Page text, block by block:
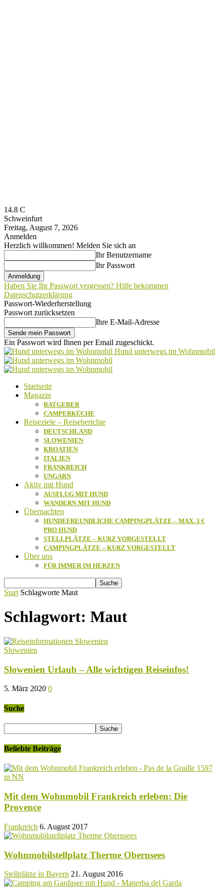
14.8 C
Schweinfurt
Freitag, August 7, 2026
Anmelden
Herzlich willkommen! Melden Sie sich an
Ihr Benutzername
Ihr Passwort
Haben Sie Ihr Passwort vergessen? Hilfe bekommen
Datenschutzerklärung
Passwort-Wiederherstellung
Passwort zurücksetzen
Ihre E-Mail-Adresse
Ein Passwort wird Ihnen per Email zugeschickt.
Hund unterwegs im Wohnmobil
Startseite
Magazin
RATGEBER
CAMPERKÜCHE
Reiseziele – Reiseberichte
DEUTSCHLAND
SLOWENIEN
KROATIEN
ITALIEN
FRANKREICH
UNGARN
Aktiv mit Hund
AUSFLUG MIT HUND
WANDERN MIT HUND
Übernachten
HUNDEFREUNDLICHE CAMPINGPLÄTZE – MAX. 3 €
PRO HUND
STELLPLÄTZE – KURZ VORGESTELLT
CAMPINGPLÄTZE – KURZ VORGESTELLT
Über uns
FÜR IMMER IM HERZEN
Start Schlagworte Maut
Schlagwort: Maut
Slowenien
Slowenien Urlaub – Alle wichtigen Reiseinfos!
5. März 2020 0
Suche
Beliebte Beiträge
Mit dem Wohnmobil Frankreich erleben: Die
Provence
Frankreich 6. August 2017
Wohnmobilstellplatz Therme Obernsees
Stellplätze in Bayern 21. August 2016